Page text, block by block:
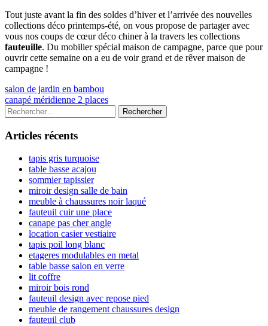
Tout juste avant la fin des soldes d’hiver et l’arrivée des nouvelles
collections déco printemps-été, on vous propose de partager avec
vous nos coups de cœur déco chiner à la travers les collections
fauteuille. Du mobilier spécial maison de campagne, parce que pour
ouvrir cette semaine on a eu de voir grand et de rêver maison de
campagne !
Navigation
de
l’article
Previous
article:
salon de jardin en bambou
Next
article:
canapé méridienne 2 places
Colonne
latérale
principale
Rechercher :
Articles récents
tapis gris turquoise
table basse acajou
sommier tapissier
miroir design salle de bain
meuble à chaussures noir laqué
fauteuil cuir une place
canape pas cher angle
location casier vestiaire
tapis poil long blanc
etageres modulables en metal
table basse salon en verre
lit coffre
miroir bois rond
fauteuil design avec repose pied
meuble de rangement chaussures design
fauteuil club